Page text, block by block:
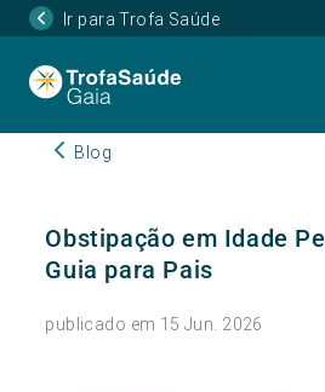
Ir para Trofa Saúde
Blog
Obstipação em Idade
Guia para Pais
publicado em 15 Jun. 2026